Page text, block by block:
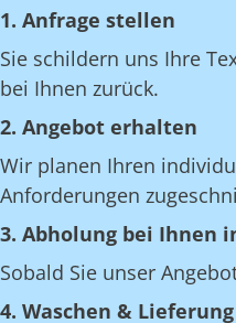
1. Anfrage stellen
Sie schildern uns Ihre
bei Ihnen zurück.
2. Angebot erhalten
Wir planen Ihren
Anforderungen
3. Abholung bei Ihnen
Sobald Sie unser
4. Waschen & Lieferung